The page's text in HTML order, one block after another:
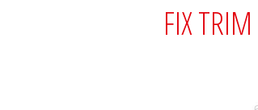
FIX TRIM